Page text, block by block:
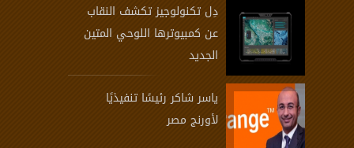
دِل تكنولوجيز تكشف النقاب
عن كمبيوترها اللوحي المتين
الجديد
ياسر شاكر رئيسًا تنفيذيًا
لأورنج مصر